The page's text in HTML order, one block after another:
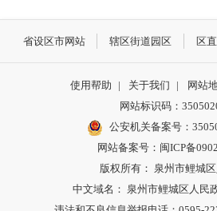
省设区市网站 辖区街道园区 区
使用帮助 | 关于我们 | 网站
网站标识码：
公安机关备案号：
网站备案号：闽ICP备
版权所有： 泉州市鲤城
中文域名： 泉州市鲤城区人民